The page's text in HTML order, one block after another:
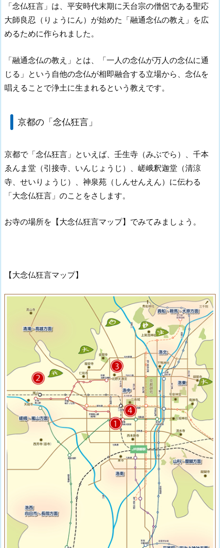
「念仏狂言」は、平安時代末期に天台宗の僧侶である聖応
大師良忍（りょうにん）が始めた「融通念仏の教え」を広
めるために作られました。
「融通念仏の教え」とは、「一人の念仏が万人の念仏に通
じる」という自他の念仏が相即融合する立場から、念仏を
唱えることで浄土に生まれるという教えです。
京都の「念仏狂言」
京都で「念仏狂言」といえば、壬生寺（みぶでら）、千本
ゑんま堂（引接寺、いんじょうじ）、嵯峨釈迦堂（清涼
寺、せいりょうじ）、神泉苑（しんせんえん）に伝わる
「大念仏狂言」のことをさします。
お寺の場所を【大念仏狂言マップ】でみてみましょう。
【大念仏狂言マップ】